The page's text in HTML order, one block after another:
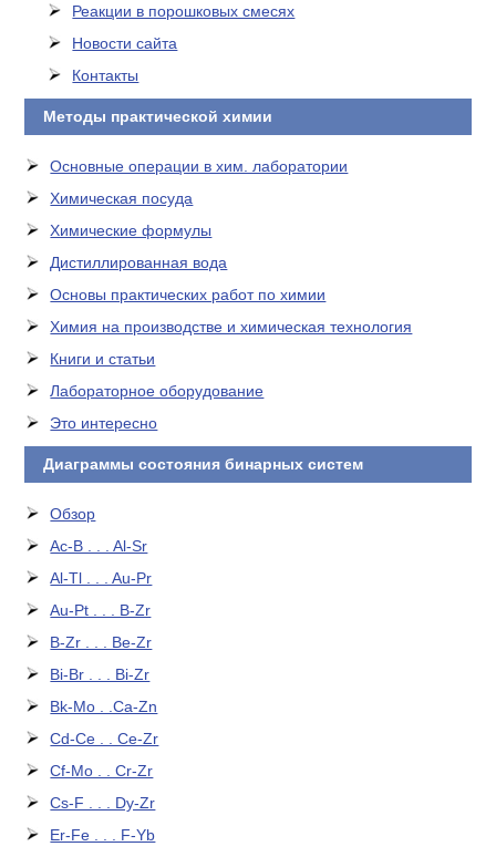
Реакции в порошковых смесях
Новости сайта
Контакты
Методы практической химии
Основные операции в хим. лаборатории
Химическая посуда
Химические формулы
Дистиллированная вода
Основы практических работ по химии
Химия на производстве и химическая технология
Книги и статьи
Лабораторное оборудование
Это интересно
Диаграммы состояния бинарных систем
Обзор
Ac-B . . . Al-Sr
Al-Tl . . . Au-Pr
Au-Pt . . . B-Zr
B-Zr . . . Be-Zr
Bi-Br . . . Bi-Zr
Bk-Mo . .Ca-Zn
Cd-Ce . . Ce-Zr
Cf-Mo . . Cr-Zr
Cs-F . . . Dy-Zr
Er-Fe . . . F-Yb